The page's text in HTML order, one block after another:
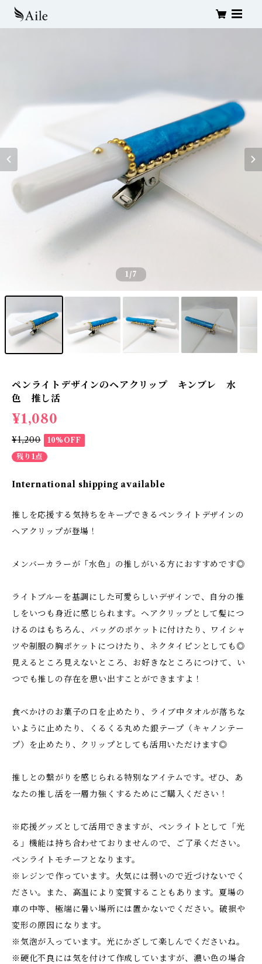
1 /7
ペンライトデザインのヘアクリップ キンブレ 水
色 推し活
¥1,080
¥1,200
10%OFF
残り1点
International shipping available
推しを応援する気持ちをキープできるペンライトデザインの
ヘアクリップが登場！
メンバーカラーが「水色」の推しがいる方におすすめです◎
ライトブルーを基調にした可愛らしいデザインで、自分の推
しをいつも身近に感じられます。ヘアクリップとして髪につ
けるのはもちろん、バッグのポケットに付けたり、ワイシャ
ツや制服の胸ポケットにつけたり、ネクタイピンとしても◎
見えるところ見えないところ、お好きなところにつけて、い
つでも推しの存在を思い出すことができますよ！
食べかけのお菓子の口を止めたり、ライブ中タオルが落ちな
いように止めたり、くるくる丸めた銀テープ（キャノンテー
プ）を止めたり、クリップとしても活用いただけます◎
推しとの繋がりを感じられる特別なアイテムです。ぜひ、あ
なたの推し活を一層力強くするためにご購入ください！
※応援グッズとして活用できますが、ペンライトとして「光
る」機能は持ち合わせておりませんので、ご了承ください。
ペンライトモチーフとなります。
※レジンで作っています。火気には弱いので近づけないでく
ださい。また、高温により変質することもあります。夏場の
車の中等、極端に暑い場所には置かないでください。破損や
変形の原因になります。
※気泡が入っています。光にかざして楽しんでくださいね。
※硬化不良には気を付けて作成していますが、濃い色の場合